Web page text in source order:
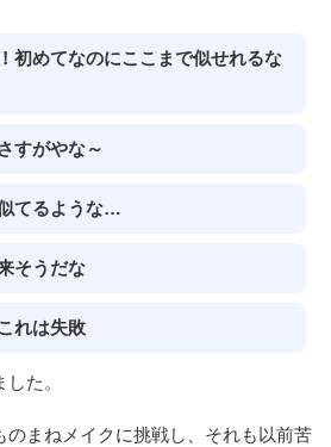
初めてなのにここまで似せれるな
すがやな～
てるような…
そうだな
れは失敗
た。
のまねメイクに挑戦し、それも以前苦